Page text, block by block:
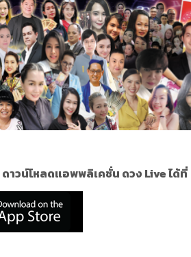
ดาวน์โหลดแอพพลิเคชั่น ดวง Live ได้ที่